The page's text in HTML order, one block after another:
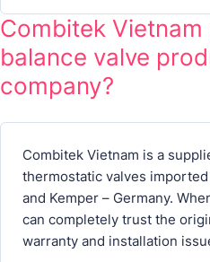
Combitek
balance valve
company?
Combitek Vietnam is a
thermostatic valves
and Kemper – Germany.
can completely trust the
warranty and installation